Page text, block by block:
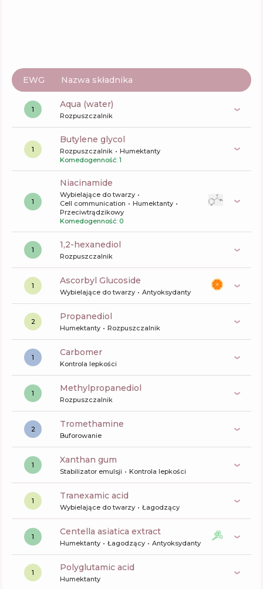
EWG Nazwa składnika
1 aqua (water)
Rozpuszczalnik
1
butylene glycol
Rozpuszczalnik
Humektanty
Komedogenność: 1
1
niacinamide
Wybielające do twarzy
Cell communication
Humektanty
Przeciwtrądzikowy
Komedogenność: 0
1 1,2-hexanediol
Rozpuszczalnik
1 Ascorbyl Glucoside
Wybielające do twarzy Antyoksydanty
2 propanediol
Humektanty Rozpuszczalnik
1 carbomer
Kontrola lepkości
1 methylpropanediol
Rozpuszczalnik
2 tromethamine
Buforowanie
1 xanthan gum
Stabilizator emulsji Kontrola lepkości
1 tranexamic acid
Wybielające do twarzy Łagodzący
1 centella asiatica extract
Humektanty Łagodzący Antyoksydanty
1 polyglutamic acid
Humektanty